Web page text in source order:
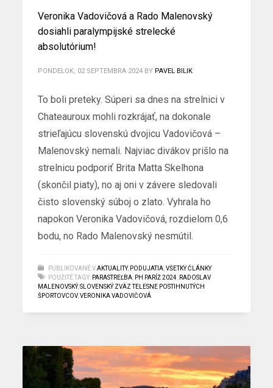
Veronika Vadovičová a Rado Malenovský
dosiahli paralympijské strelecké
absolutórium!
PONDELOK, 02 SEPTEMBRA 2024 BY PAVEL BILIK
To boli preteky. Súperi sa dnes na strelnici v
Chateauroux mohli rozkrájať, na dokonale
strieľajúcu slovenskú dvojicu Vadovičová –
Malenovský nemali. Najviac divákov prišlo na
strelnicu podporiť Brita Matta Skelhona
(skončil piaty), no aj oni v závere sledovali
čisto slovenský súboj o zlato. Vyhrala ho
napokon Veronika Vadovičová, rozdielom 0,6
bodu, no Rado Malenovský nesmútil.
PUBLIKOVANÉ V AKTUALITY, PODUJATIA ,VŠETKY ČLÁNKY
POUŽITÉ TAGY: PARASTREĽBA PH PARÍŽ 2024
RADOSLAV
MALENOVSKÝ,SLOVENSKÝ ZVÄZ TELESNE POSTIHNUTÝCH
ŠPORTOVCOV,VERONIKA VADOVIČOVÁ